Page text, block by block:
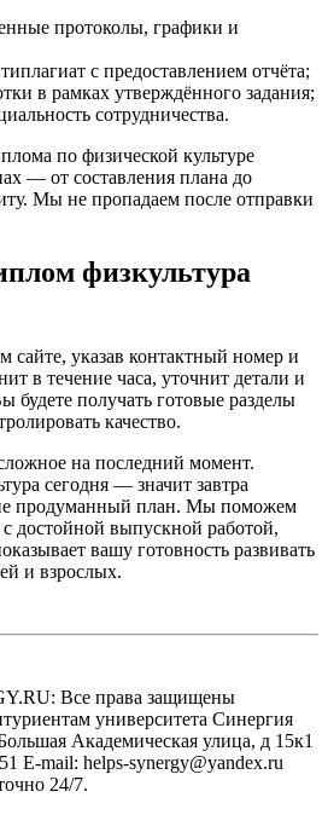
протоколы, графики и
с предоставлением отчёта;
в рамках утверждённого задания;
сотрудничества.
по физической культуре
— от составления плана до
Мы не пропадаем после отправки
физкультура
сайте, указав контактный номер и
в течение часа, уточнит детали и
будете получать готовые разделы
качество.
на последний момент.
сегодня — значит завтра
продуманный план. Мы поможем
достойной выпускной работой,
вашу готовность развивать
и взрослых.
Все права защищены
университета Синергия
Академическая улица, д 15к1
E-mail: helps-synergy@yandex.ru
24/7.